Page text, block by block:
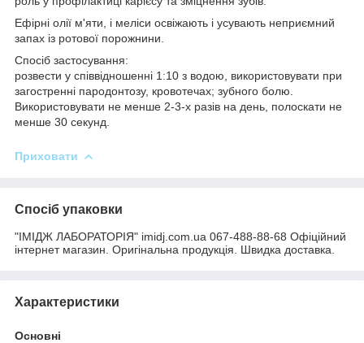
Ефірні олії м'яти, і меліси освіжають і усувають неприємний
запах із ротової порожнини.
Спосіб застосування:
розвести у співвідношенні 1:10 з водою, використовувати при
загостренні пародонтозу, кровотечах; зубного болю.
Використовувати не менше 2-3-х разів на день, полоскати не
менше 30 секунд.
Приховати
Спосіб упаковки
"ІМІДЖ ЛАБОРАТОРІЯ" imidj.com.ua 067-488-88-68 Офіційний
інтернет магазин. Оригінальна продукція. Швидка доставка.
Характеристики
Основні